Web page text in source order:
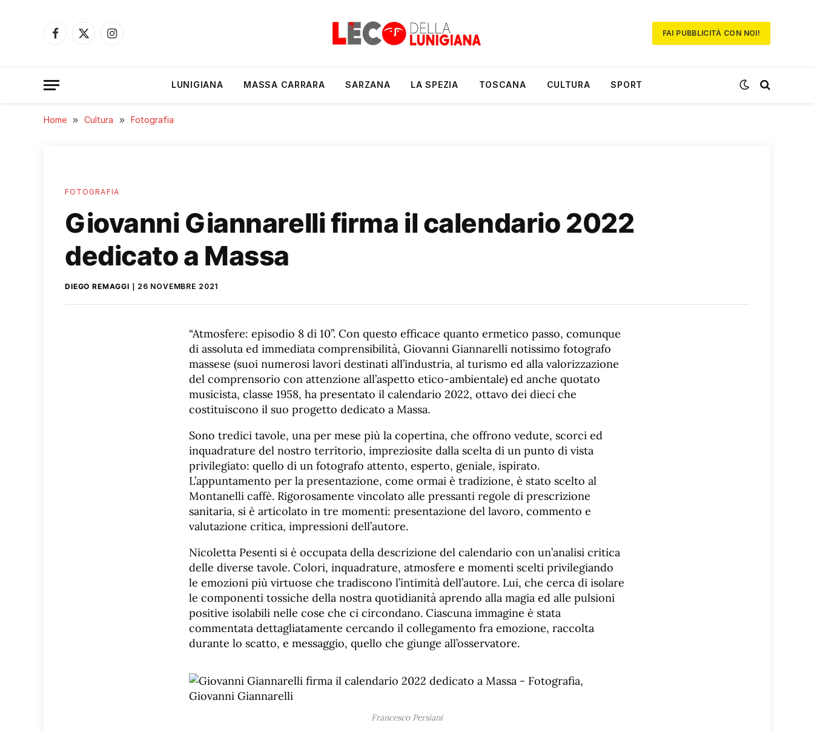
Facebook
X
Instagram
FAI PUBBLICITÀ CON NOI!
LUNIGIANA MASSA CARRARA SARZANA LA SPEZIA TOSCANA CULTURA SPORT
Home » Cultura » Fotografia
FOTOGRAFIA
Giovanni Giannarelli firma il calendario 2022
dedicato a Massa
DIEGO REMAGGI 26 NOVEMBRE 2021
“Atmosfere: episodio 8 di 10”. Con questo efficace quanto ermetico passo, comunque
di assoluta ed immediata comprensibilità, Giovanni Giannarelli notissimo fotografo
massese (suoi numerosi lavori destinati all’industria, al turismo ed alla valorizzazione
del comprensorio con attenzione all’aspetto etico-ambientale) ed anche quotato
musicista, classe 1958, ha presentato il calendario 2022, ottavo dei dieci che
costituiscono il suo progetto dedicato a Massa.
Sono tredici tavole, una per mese più la copertina, che offrono vedute, scorci ed
inquadrature del nostro territorio, impreziosite dalla scelta di un punto di vista
privilegiato: quello di un fotografo attento, esperto, geniale, ispirato.
L’appuntamento per la presentazione, come ormai è tradizione, è stato scelto al
Montanelli caffè. Rigorosamente vincolato alle pressanti regole di prescrizione
sanitaria, si è articolato in tre momenti: presentazione del lavoro, commento e
valutazione critica, impressioni dell’autore.
Nicoletta Pesenti si è occupata della descrizione del calendario con un’analisi critica
delle diverse tavole. Colori, inquadrature, atmosfere e momenti scelti privilegiando
le emozioni più virtuose che tradiscono l’intimità dell’autore. Lui, che cerca di isolare
le componenti tossiche della nostra quotidianità aprendo alla magia ed alle pulsioni
positive isolabili nelle cose che ci circondano. Ciascuna immagine è stata
commentata dettagliatamente cercando il collegamento fra emozione, raccolta
durante lo scatto, e messaggio, quello che giunge all’osservatore.
Francesco Persiani